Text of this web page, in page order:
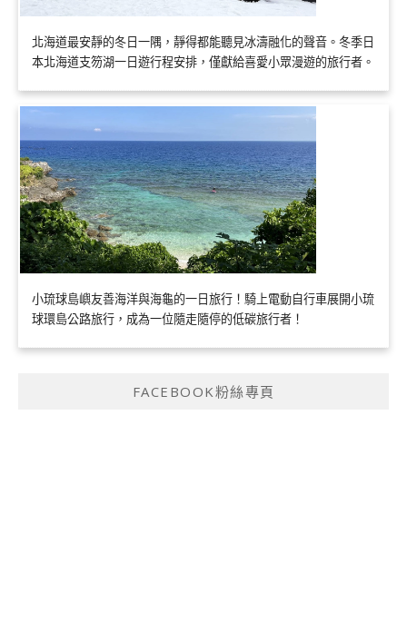
北海道最安靜的冬日一隅，靜得都能聽見冰濤融化的聲音。冬季日
本北海道支笏湖一日遊行程安排，僅獻給喜愛小眾漫遊的旅行者。
小琉球島嶼友善海洋與海龜的一日旅行！騎上電動自行車展開小琉
球環島公路旅行，成為一位隨走隨停的低碳旅行者！
FACEBOOK粉絲專頁